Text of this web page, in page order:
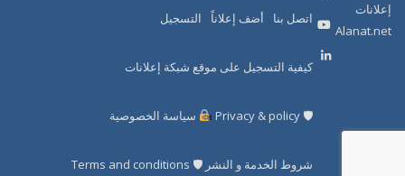
إعلانات
Alanat.net
اتصل بنا أضف إعلاناً التسجيل
كيفية التسجيل على موقع شبكة إعلانات
🛡 Privacy & policy سياسة الخصوصية
شروط الخدمة و النشر 🛡 Terms and conditions